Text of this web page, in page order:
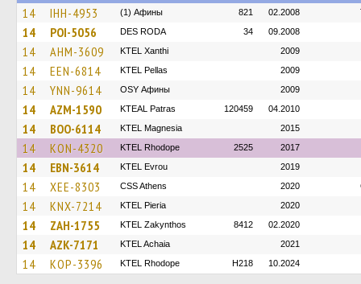
14 IHH-4953 (1) Афины 821 02.2008
14 POI-5056 DES RODA 34 09.2008
14 AHM-3609 KTEL Xanthi 2009
14 EEN-6814 KTEL Pellas 2009
14 YNN-9614 OSY Афины 2009
14 AZM-1590 KTEAL Patras 120459 04.2010
14 BOO-6114 ΚΤΕL Magnesia 2015
14 KON-4320 KTEL Rhodope 2525 2017
14 EBN-3614 KTEL Evrou 2019
14 XEE-8303 CSS Athens 2020
14 KNX-7214 KTEL Pieria 2020
14 ZAH-1755 KTEL Zakynthos 8412 02.2020
14 AZK-7171 KTEL Achaia 2021
14 KOP-3396 KTEL Rhodope H218 10.2024